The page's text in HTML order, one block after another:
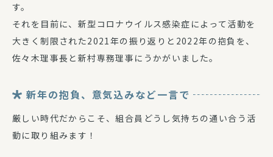
す。
それを目前に、新型コロナウイルス感染症によって活動を
大きく制限された2021年の振り返りと2022年の抱負を、
佐々木理事長と新村専務理事にうかがいました。
新年の抱負、意気込みなど一言で
厳しい時代だからこそ、組合員どうし気持ちの通い合う活
動に取り組みます！